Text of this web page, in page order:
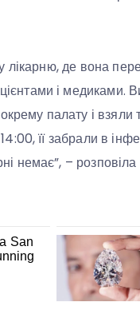
лікарню, де вона
і медиками.
палату і
її забрали в
немає”, –